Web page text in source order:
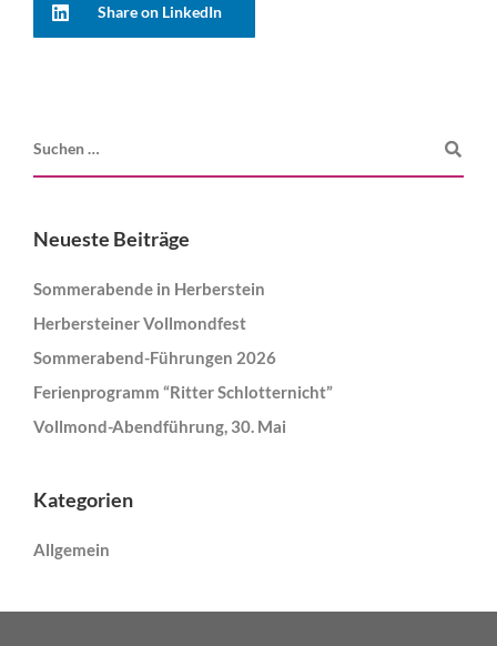
Share on LinkedIn
Neueste Beiträge
Sommerabende in Herberstein
Herbersteiner Vollmondfest
Sommerabend-Führungen 2026
Ferienprogramm “Ritter Schlotternicht”
Vollmond-Abendführung, 30. Mai
Kategorien
Allgemein